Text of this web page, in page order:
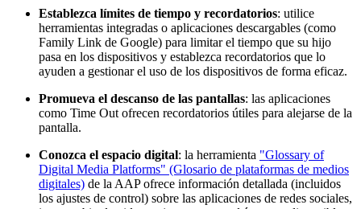
Establezca límites de tiempo y recordatorios: utilice
herramientas integradas o aplicaciones descargables (como
Family Link de Google) para limitar el tiempo que su hijo
pasa en los dispositivos y establezca recordatorios que lo
ayuden a gestionar el uso de los dispositivos de forma eficaz.
Promueva el descanso de las pantallas: las aplicaciones
como Time Out ofrecen recordatorios útiles para alejarse de la
pantalla.
Conozca el espacio digital: la herramienta "Glossary of
Digital Media Platforms" (Glosario de plataformas de medios
digitales) de la AAP ofrece información detallada (incluidos
los ajustes de control) sobre las aplicaciones de redes sociales,